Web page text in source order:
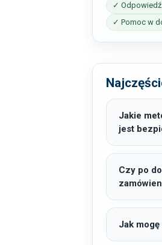
✓
✓ Pomoc w
Jakie
jest
Czy po
Jak